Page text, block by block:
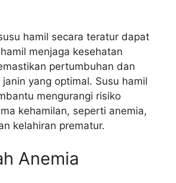
hamil secara teratur dapat
menjaga kesehatan
pertumbuhan dan
yang optimal. Susu hamil
mengurangi risiko
kehamilan, seperti anemia,
kelahiran prematur.
Anemia